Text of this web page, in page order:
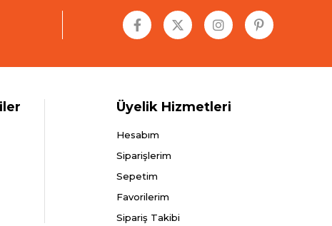
Üyelik Hizmetleri
Hesabım
Siparişlerim
Sepetim
Favorilerim
Sipariş Takibi